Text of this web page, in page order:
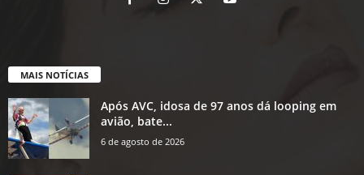
MAIS NOTÍCIAS
Após AVC, idosa de 97 anos dá looping em
avião, bate...
6 de agosto de 2026